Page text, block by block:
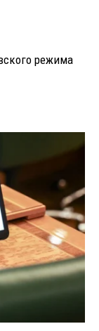
режима